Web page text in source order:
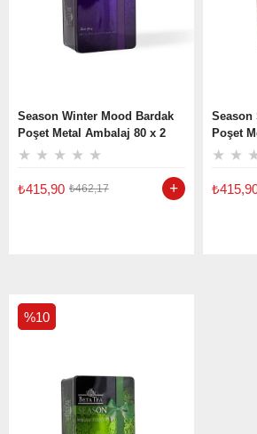
Season Winter Mood Bardak
Poşet Metal Ambalaj 80 x 2
GR (Seylan Çayı - Ceylon Tea)
★ ★ ★ ★ ★
₺415,90 ₺462,17
Season
Poşet
GR
★ ★
%10